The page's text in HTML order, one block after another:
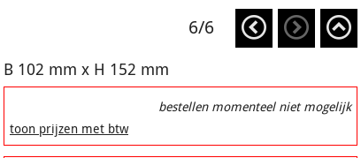
6/6
B 102 mm x H 152 mm
bestellen momenteel niet mogelijk
toon prijzen met btw